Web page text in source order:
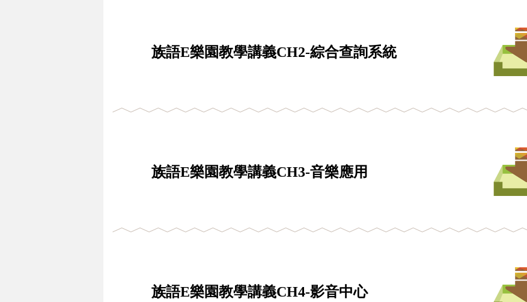
族語E樂園教學講義CH2-綜合查詢系統
族語E樂園教學講義CH3-音樂應用
族語E樂園教學講義CH4-影音中心